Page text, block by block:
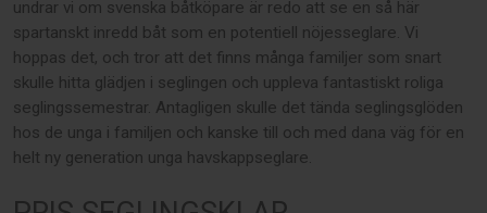
undrar vi om svenska båtköpare är redo att se en så här
spartanskt inredd båt som en potentiell nöjesseglare. Vi
hoppas det, och tror att det finns många familjer som snart
skulle hitta glädjen i seglingen och uppleva fantastiskt roliga
seglingssemestrar. Antagligen skulle det tända seglingsglöden
hos de unga i familjen och kanske till och med dana väg för en
helt ny generation unga havskappseglare.